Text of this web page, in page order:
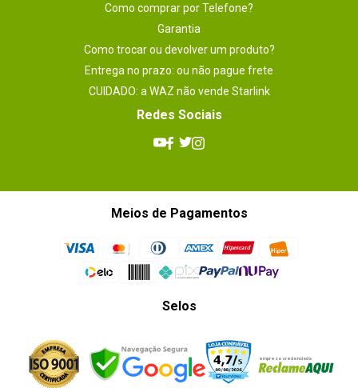
Como comprar por Telefone?
Garantia
Como trocar ou devolver um produto?
Entrega no prazo: ou não pague frete
CUIDADO: a WAZ não vende Starlink
Redes Sociais
Meios de Pagamentos
Selos